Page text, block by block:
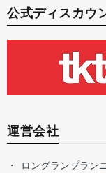
公式ディスカウ
運営会社
ロングランプラン